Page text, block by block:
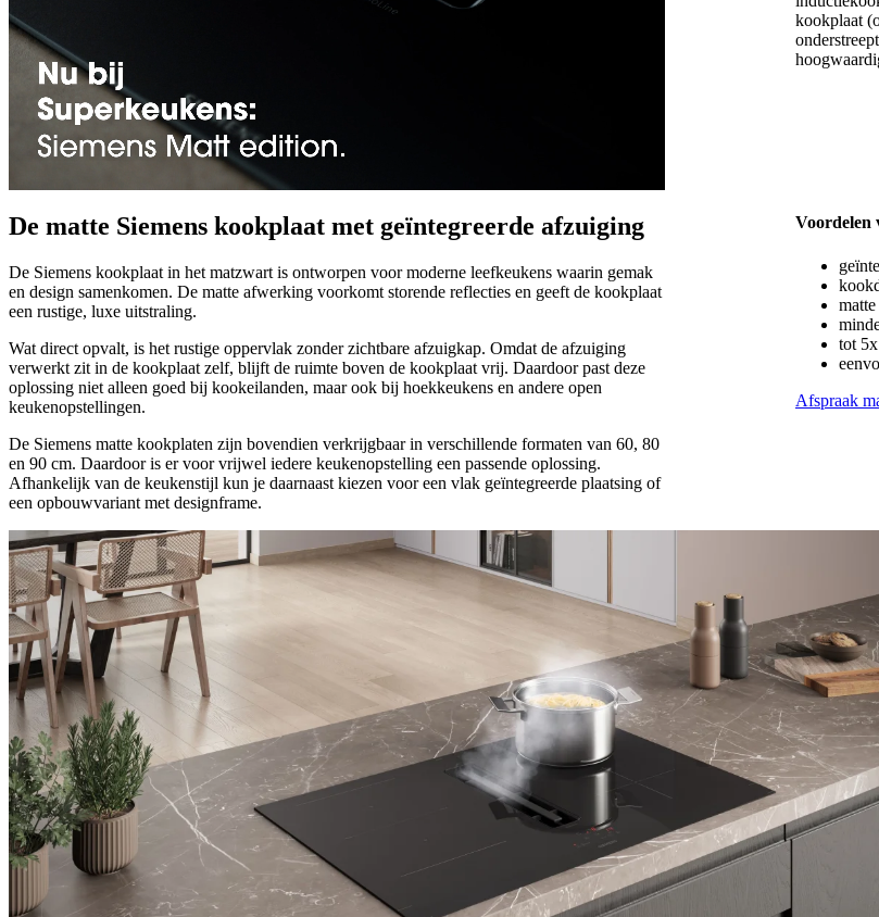
Bekijk alle keukens
kookplaat
De matte Siemens kookplaat met geïntegreerde afzuiging
De Siemens kookplaat in het matzwart is ontworpen voor moderne leefkeukens waarin gemak
en design samenkomen. De matte afwerking voorkomt storende reflecties en geeft de kookplaat
een rustige, luxe uitstraling.
Wat direct opvalt, is het rustige oppervlak zonder zichtbare afzuigkap. Omdat de afzuiging
verwerkt zit in de kookplaat zelf, blijft de ruimte boven de kookplaat vrij. Daardoor past deze
oplossing niet alleen goed bij kookeilanden, maar ook bij hoekkeukens en andere open
keukenopstellingen.
De Siemens matte kookplaten zijn bovendien verkrijgbaar in verschillende formaten van 60, 80
en 90 cm. Daardoor is er voor vrijwel iedere keukenopstelling een passende oplossing.
Afhankelijk van de keukenstijl kun je daarnaast kiezen voor een vlak geïntegreerde plaatsing of
een opbouwvariant met designframe.
Voordelen
tot
Afspraak